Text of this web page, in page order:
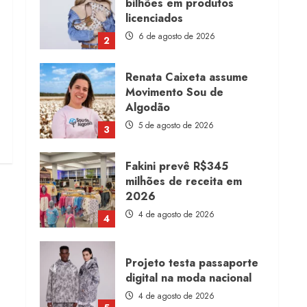
2
licenciados
6 de agosto de 2026
3
Renata Caixeta assume
Movimento Sou de
Algodão
5 de agosto de 2026
4
Fakini prevê R$345
milhões de receita em
2026
4 de agosto de 2026
Projeto testa passaporte
digital na moda nacional
4 de agosto de 2026